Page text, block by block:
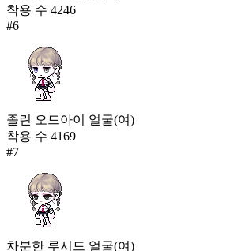
착용 수 4246
#6
졸린 오드아이 얼굴(여)
착용 수 4169
#7
차분한 루시드 얼굴(여)